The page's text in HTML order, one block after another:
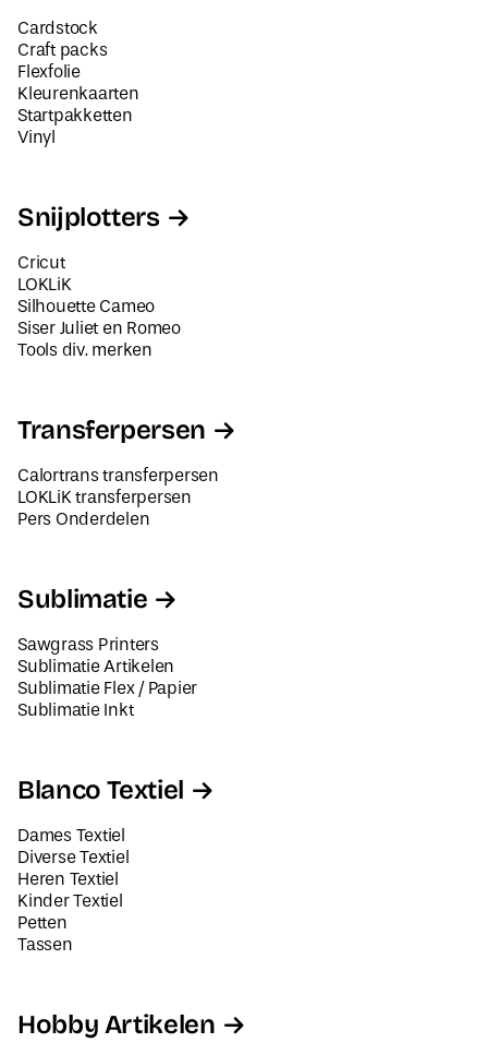
Cardstock
Craft packs
Flexfolie
Kleurenkaarten
Startpakketten
Vinyl
Snijplotters
Cricut
LOKLiK
Silhouette Cameo
Siser Juliet en Romeo
Tools div. merken
Transferpersen
Calortrans transferpersen
LOKLiK transferpersen
Pers Onderdelen
Sublimatie
Sawgrass Printers
Sublimatie Artikelen
Sublimatie Flex / Papier
Sublimatie Inkt
Blanco Textiel
Dames Textiel
Diverse Textiel
Heren Textiel
Kinder Textiel
Petten
Tassen
Hobby Artikelen